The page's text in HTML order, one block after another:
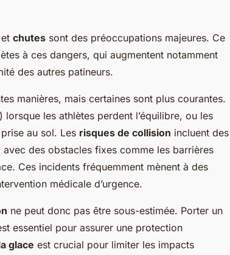
et chutes sont des préoccupations majeures. Ce
à ces dangers, qui augmentent notamment
des autres patineurs.
manières, mais certaines sont plus courantes.
lorsque les athlètes perdent l’équilibre, ou les
au sol. Les risques de collision incluent des
avec des obstacles fixes comme les barrières
Ces incidents fréquemment mènent à des
médicale d’urgence.
ne peut donc pas être sous-estimée. Porter un
essentiel pour assurer une protection
glace est crucial pour limiter les impacts